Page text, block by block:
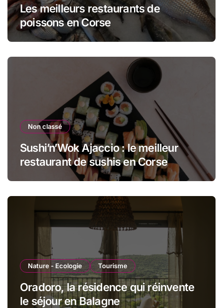
Les meilleurs restaurants de
poissons en Corse
Non classé
Sushi’n’Wok Ajaccio : le meilleur
restaurant de sushis en Corse
Nature - Ecologie Tourisme
Oradoro, la résidence qui réinvente
le séjour en Balagne